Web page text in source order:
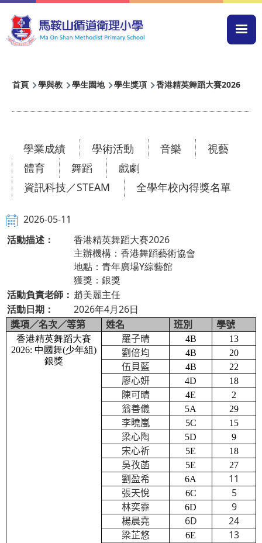
移至主內容
導
連
首頁 學與教 學生園地 學生獎項 香港精英舞蹈大賽2026
學業成績 學術活動 音樂
視藝
體育
舞蹈
戲劇
資訊科技／STEAM
全學年校內得獎名單
2026-05-11
活動描述：
香港精英舞蹈大賽2026
主辦機構：香港舞蹈藝術協會
地點：青年廣場Y綜藝館
獲獎：銀獎
活動負責老師： 趙美麗主任
活動日期：
2026年4月26日
獎項／名次／等第
姓名 班別 學號
香港精英舞蹈大賽
2026: 中國舞(少年組)
銀獎
羅子晴 4B
13
劉倍均
4B
20
伍貝藍
4B
22
廖心妍
4D
18
陳可晴
4E
2
翁善儀
5A
29
李曉嵐
5C
15
梁心陶
5D
9
宋心祈
5E
18
吳孜菡
5E
27
劉盈希
6A 11
張天悅 6C 5
林奕霏 6D 9
楊晨堯 6D 24
梁芷悠 6E 13